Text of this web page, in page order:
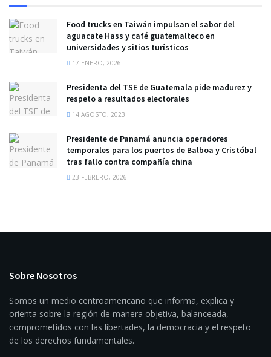
Food trucks en Taiwán impulsan el sabor del
aguacate Hass y café guatemalteco en
universidades y sitios turísticos
17 ENERO, 2026
Presidenta del TSE de Guatemala pide madurez y
respeto a resultados electorales
14 AGOSTO, 2023
Presidente de Panamá anuncia operadores
temporales para los puertos de Balboa y Cristóbal
tras fallo contra compañía china
23 FEBRERO, 2026
Sobre Nosotros
Somos un medio centroamericano que informa, explica y
orienta sobre la región de manera objetiva, balanceada,
comprometidos con las libertades, la democracia y el respeto
de los derechos fundamentales.